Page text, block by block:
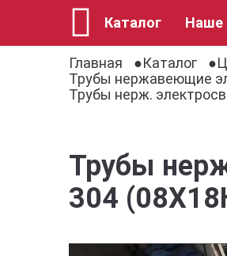
Каталог Наше
Главная
Каталог
Трубы нержавеющие
Трубы нерж.
Трубы
304